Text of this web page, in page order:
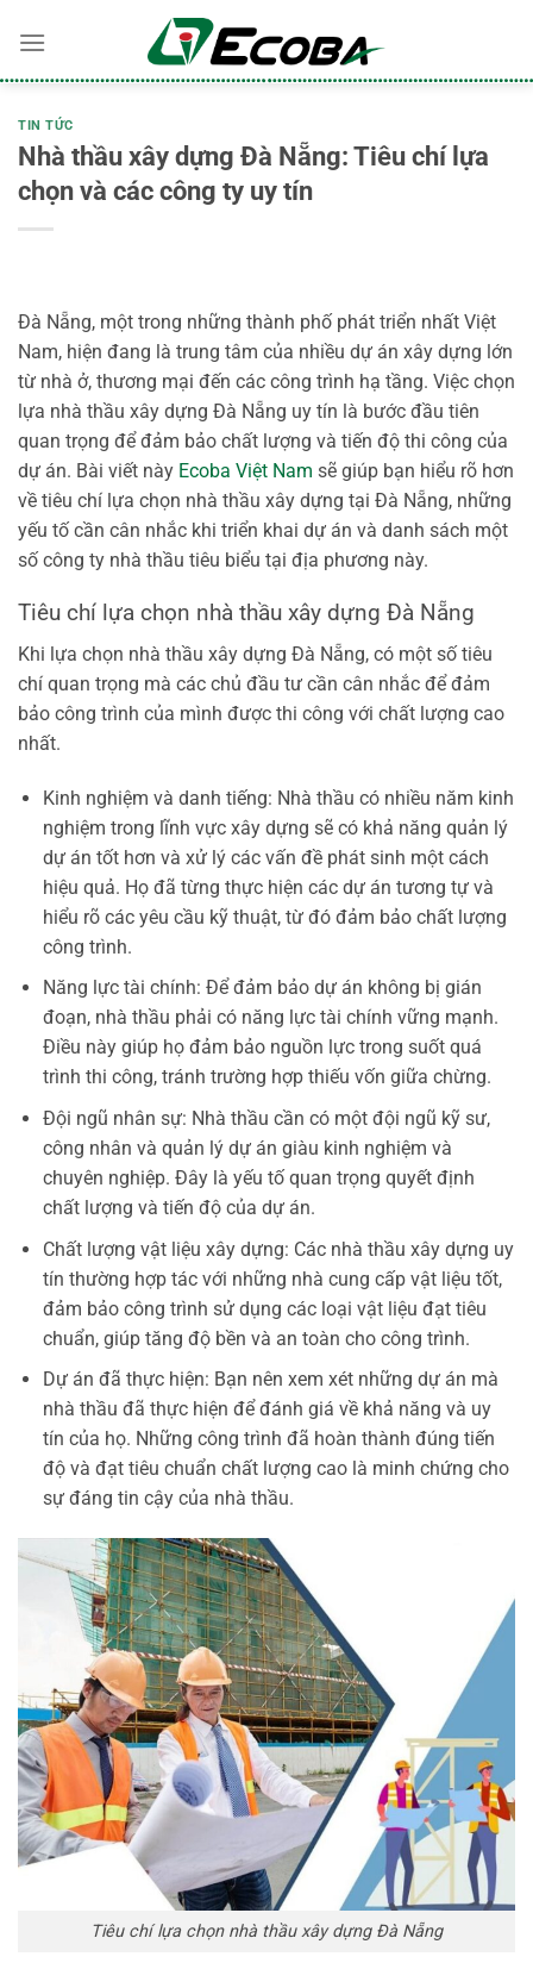
qua
nội
TIN TỨC
Nhà thầu xây dựng Đà Nẵng: Tiêu chí lựa
chọn và các công ty uy tín
Đà Nẵng, một trong những thành phố phát triển nhất Việt
Nam, hiện đang là trung tâm của nhiều dự án xây dựng lớn
từ nhà ở, thương mại đến các công trình hạ tầng. Việc chọn
lựa nhà thầu xây dựng Đà Nẵng uy tín là bước đầu tiên
quan trọng để đảm bảo chất lượng và tiến độ thi công của
dự án. Bài viết này Ecoba Việt Nam sẽ giúp bạn hiểu rõ hơn
về tiêu chí lựa chọn nhà thầu xây dựng tại Đà Nẵng, những
yếu tố cần cân nhắc khi triển khai dự án và danh sách một
số công ty nhà thầu tiêu biểu tại địa phương này.
Tiêu chí lựa chọn nhà thầu xây dựng Đà Nẵng
Khi lựa chọn nhà thầu xây dựng Đà Nẵng, có một số tiêu
chí quan trọng mà các chủ đầu tư cần cân nhắc để đảm
bảo công trình của mình được thi công với chất lượng cao
nhất.
Kinh nghiệm và danh tiếng: Nhà thầu có nhiều năm kinh
nghiệm trong lĩnh vực xây dựng sẽ có khả năng quản lý
dự án tốt hơn và xử lý các vấn đề phát sinh một cách
hiệu quả. Họ đã từng thực hiện các dự án tương tự và
hiểu rõ các yêu cầu kỹ thuật, từ đó đảm bảo chất lượng
công trình.
Năng lực tài chính: Để đảm bảo dự án không bị gián
đoạn, nhà thầu phải có năng lực tài chính vững mạnh.
Điều này giúp họ đảm bảo nguồn lực trong suốt quá
trình thi công, tránh trường hợp thiếu vốn giữa chừng.
Đội ngũ nhân sự: Nhà thầu cần có một đội ngũ kỹ sư,
công nhân và quản lý dự án giàu kinh nghiệm và
chuyên nghiệp. Đây là yếu tố quan trọng quyết định
chất lượng và tiến độ của dự án.
Chất lượng vật liệu xây dựng: Các nhà thầu xây dựng uy
tín thường hợp tác với những nhà cung cấp vật liệu tốt,
đảm bảo công trình sử dụng các loại vật liệu đạt tiêu
chuẩn, giúp tăng độ bền và an toàn cho công trình.
Dự án đã thực hiện: Bạn nên xem xét những dự án mà
nhà thầu đã thực hiện để đánh giá về khả năng và uy
tín của họ. Những công trình đã hoàn thành đúng tiến
độ và đạt tiêu chuẩn chất lượng cao là minh chứng cho
sự đáng tin cậy của nhà thầu.
Tiêu chí lựa chọn nhà thầu xây dựng Đà Nẵng